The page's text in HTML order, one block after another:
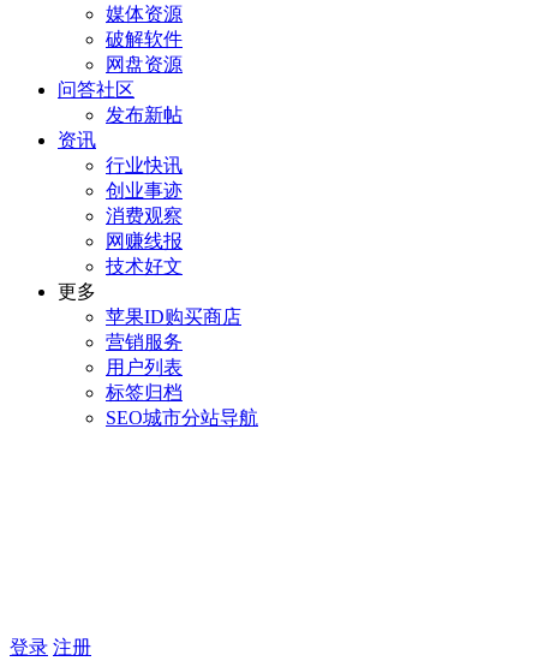
媒体资源
破解软件
网盘资源
问答社区
发布新帖
资讯
行业快讯
创业事迹
消费观察
网赚线报
技术好文
更多
苹果ID购买商店
营销服务
用户列表
标签归档
SEO城市分站导航
登录 注册